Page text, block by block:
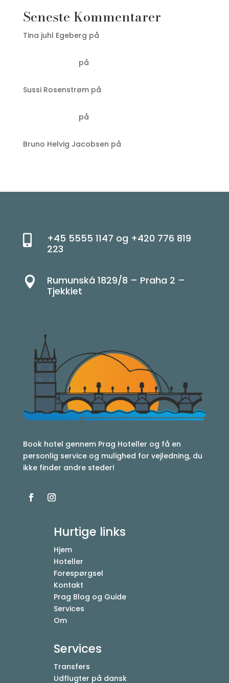
Seneste Kommentarer
Tina juhl Egeberg på
på
Sussi Rosenstrømpå
på
Bruno Helvig Jacobsen på

+45 5555 1147 og +420 776 819
223

Rumunská 1829/8 – Praha 2 –
Tjekkiet
Book hotel gennem Prag Hoteller og få en
personlig service og mulighed for vejledning, du
ikke finder andre steder!
Hurtige links
Hjem
Hoteller
Forespørgsel
Kontakt
Prag Blog og Guide
Services
Om
Services
Transfers
Udflugter på dansk